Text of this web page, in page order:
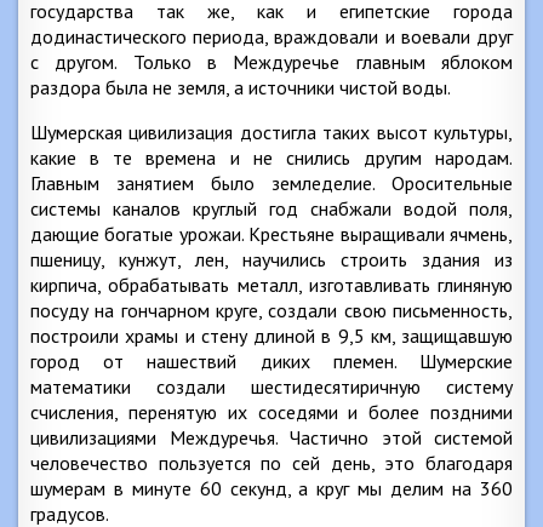
государства так же, как и египетские города
додинастического периода, враждовали и воевали друг
с другом. Только в Междуречье главным яблоком
раздора была не земля, а источники чистой воды.
Шумерская цивилизация достигла таких высот культуры,
какие в те времена и не снились другим народам.
Главным занятием было земледелие. Оросительные
системы каналов круглый год снабжали водой поля,
дающие богатые урожаи. Крестьяне выращивали ячмень,
пшеницу, кунжут, лен, научились строить здания из
кирпича, обрабатывать металл, изготавливать глиняную
посуду на гончарном круге, создали свою письменность,
построили храмы и стену длиной в 9,5 км, защищавшую
город от нашествий диких племен. Шумерские
математики создали шестидесятиричную систему
счисления, перенятую их соседями и более поздними
цивилизациями Междуречья. Частично этой системой
человечество пользуется по сей день, это благодаря
шумерам в минуте 60 секунд, а круг мы делим на 360
градусов.